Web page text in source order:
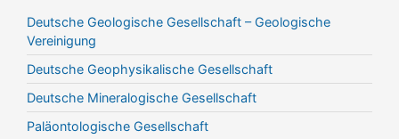
Deutsche Geologische Gesellschaft – Geologische
Vereinigung
Deutsche Geophysikalische Gesellschaft
Deutsche Mineralogische Gesellschaft
Paläontologische Gesellschaft